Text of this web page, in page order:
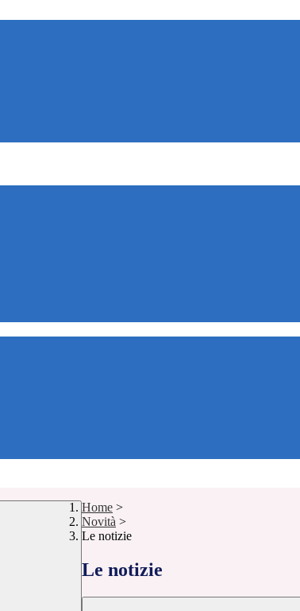
Home >
Novità >
Le notizie
Le notizie